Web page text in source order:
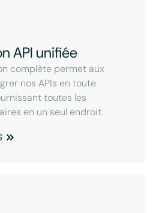
API unifiée
complète permet aux
nos APIs en toute
toutes les
en un seul endroit.